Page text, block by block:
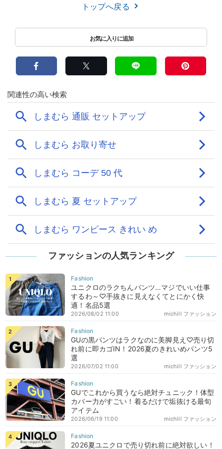
トップへ戻る
ファッションの人気ランキング
ユニクロのラクちんパンツ…マジでいい仕事
するわ～♡手抜きに見えなくてとにかく快
適！名品5選
michill ファッション
2026/08/02 11:00
GUの黒パンツはラクなのに美脚見え♡売り切
れ前に即カゴIN！2026夏のきれいめパンツ5
選
michill ファッション
2026/07/02 11:00
GUでこれから買うなら絶対チュニック！体型
カバー力がすごい！着るだけで垢抜ける最旬
アイテム
michill ファッション
2026/06/19 11:00
2026夏ユニクロで売り切れ前に絶対欲しい！